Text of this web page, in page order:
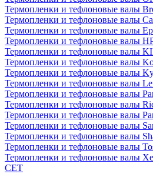
Термопленки и тефлоновые валы
Термопленки и тефлоновые валы
Термопленки и тефлоновые валы
Термопленки и тефлоновые валы
Термопленки и тефлоновые валы
Термопленки и тефлоновые валы
Термопленки и тефлоновые валы
Термопленки и тефлоновые валы
Термопленки и тефлоновые валы
Термопленки и тефлоновые валы
Термопленки и тефлоновые валы
Термопленки и тефлоновые валы
Термопленки и тефлоновые валы
Термопленки и тефлоновые валы
Термопленки и тефлоновые валы
CET